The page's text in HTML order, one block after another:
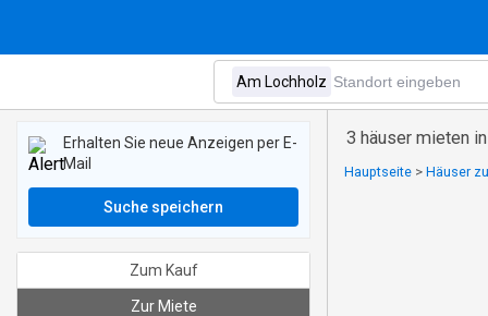
3 häuser mieten
Hauptseite > Häuser
Erhalten Sie neue Anzeigen per E-
Mail
Suche speichern
Zum Kauf
Zur Miete